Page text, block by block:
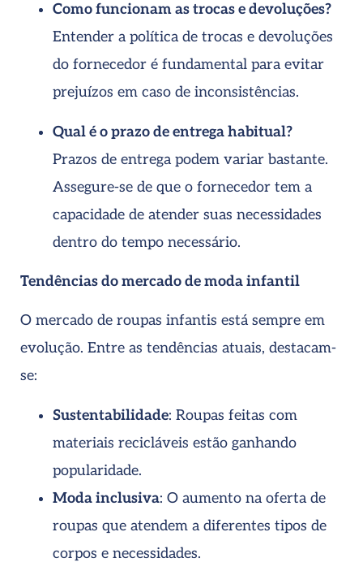
Como funcionam as trocas e devoluções?
Entender a política de trocas e devoluções
do fornecedor é fundamental para evitar
prejuízos em caso de inconsistências.
Qual é o prazo de entrega habitual?
Prazos de entrega podem variar bastante.
Assegure-se de que o fornecedor tem a
capacidade de atender suas necessidades
dentro do tempo necessário.
Tendências do mercado de moda infantil
O mercado de roupas infantis está sempre em
evolução. Entre as tendências atuais, destacam-
se:
Sustentabilidade: Roupas feitas com
materiais recicláveis estão ganhando
popularidade.
Moda inclusiva: O aumento na oferta de
roupas que atendem a diferentes tipos de
corpos e necessidades.